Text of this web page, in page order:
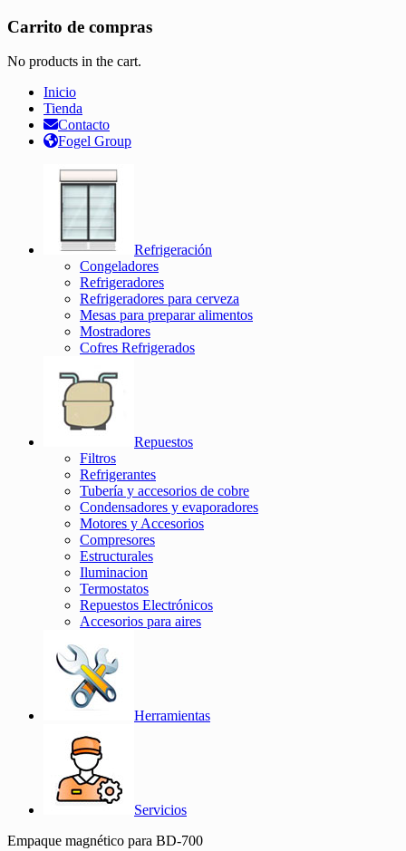
Carrito de compras
No products in the cart.
Inicio
Tienda
Contacto
Fogel Group
Refrigeración
Congeladores
Refrigeradores
Refrigeradores para cerveza
Mesas para preparar alimentos
Mostradores
Cofres Refrigerados
Repuestos
Filtros
Refrigerantes
Tubería y accesorios de cobre
Condensadores y evaporadores
Motores y Accesorios
Compresores
Estructurales
Iluminacion
Termostatos
Repuestos Electrónicos
Accesorios para aires
Herramientas
Servicios
Empaque magnético para BD-700